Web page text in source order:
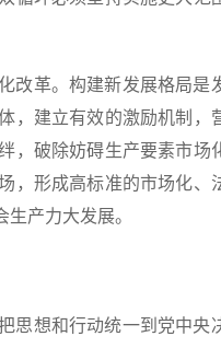
改革。构建新发展格局是
建立有效的激励机制，
，破除妨碍生产要素市场
形成高标准的市场化、
产力大发展。
思想和行动统一到党中央